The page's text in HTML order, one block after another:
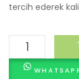
tercih ederek
Büyük
Pres
Tuğla